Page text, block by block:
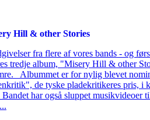
Hill & other Stories
fra flere af vores bands - og
tredje album, "Misery Hill & other
Albummet er for nylig blevet
de tyske pladekritikeres pris, i
har også sluppet musikvideoer